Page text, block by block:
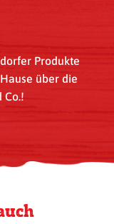
Produkte
über die
Co.!